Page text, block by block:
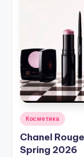
Опубликовано
Косметика
Chanel
Spring 2026